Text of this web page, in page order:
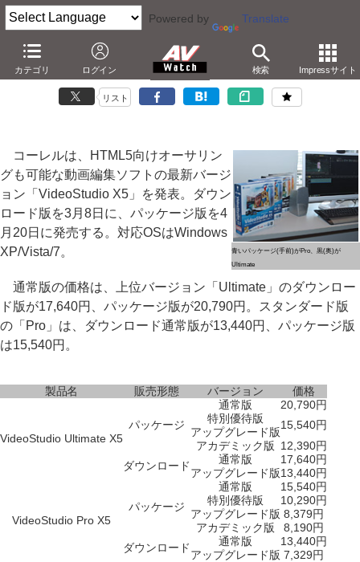
Powered by Translate
カテゴリ ログイン 検索 Impressサイト
コーレル、HTML5オーサリング対応のビデオ編集ソフト
－60pやMPEG-4 MVCにも対応した「VideoStudio X5」
リスト
青いパッケージ(手前)がPro、黒(奥)が
Ultimate
コーレルは、HTML5向けオーサリン
グも可能な動画編集ソフトの最新バージ
ョン「VideoStudio X5」を発表。ダウン
ロード版を3月8日に、パッケージ版を4
月20日に発売する。対応OSはWindows
XP/Vista/7。
通常版の価格は、上位バージョン「Ultimate」のダウンロー
ド版が17,640円、パッケージ版が20,790円。スタンダード版
の「Pro」は、ダウンロード通常版が13,440円、パッケージ版
は15,540円。
製品名 販売形態 バージョン 価格
VideoStudio Ultimate X5
パッケージ
通常版
20,790円
特別優待版
アップグレード版
15,540円
アカデミック版 12,390円
ダウンロード
通常版
17,640円
アップグレード版13,440円
VideoStudio Pro X5
パッケージ
通常版
15,540円
特別優待版
10,290円
アップグレード版 8,379円
アカデミック版
8,190円
ダウンロード
通常版
13,440円
アップグレード版 7,329円